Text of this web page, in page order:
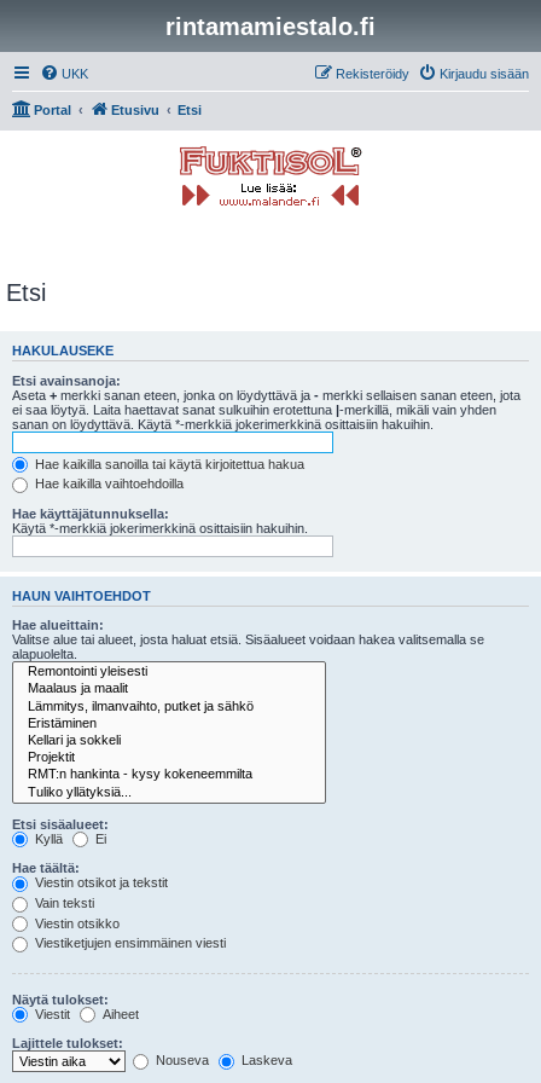
rintamamiestalo.fi
UKK Kirjaudu sisään
Rekisteröidy
Portal Etusivu Etsi
Etsi
HAKULAUSEKE
Etsi avainsanoja:
Aseta + merkki sanan eteen, jonka on löydyttävä ja - merkki sellaisen sanan eteen, jota
ei saa löytyä. Laita haettavat sanat sulkuihin erotettuna |-merkillä, mikäli vain yhden
sanan on löydyttävä. Käytä *-merkkiä jokerimerkkinä osittaisiin hakuihin.
Hae kaikilla sanoilla tai käytä kirjoitettua hakua
Hae kaikilla vaihtoehdoilla
Hae käyttäjätunnuksella:
Käytä *-merkkiä jokerimerkkinä osittaisiin hakuihin.
HAUN VAIHTOEHDOT
Hae alueittain:
Valitse alue tai alueet, josta haluat etsiä. Sisäalueet voidaan hakea valitsemalla se
alapuolelta.
Etsi sisäalueet:
Kyllä
Ei
Hae täältä:
Viestin otsikot ja tekstit
Vain teksti
Viestin otsikko
Viestiketjujen ensimmäinen viesti
Näytä tulokset:
Viestit
Aiheet
Lajittele tulokset:
Nouseva
Laskeva